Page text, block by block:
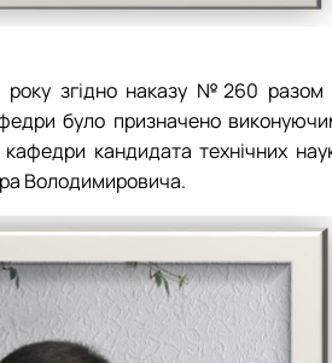
року згідно наказу №260 разом
було призначено
кандидата технічних
Володимировича.